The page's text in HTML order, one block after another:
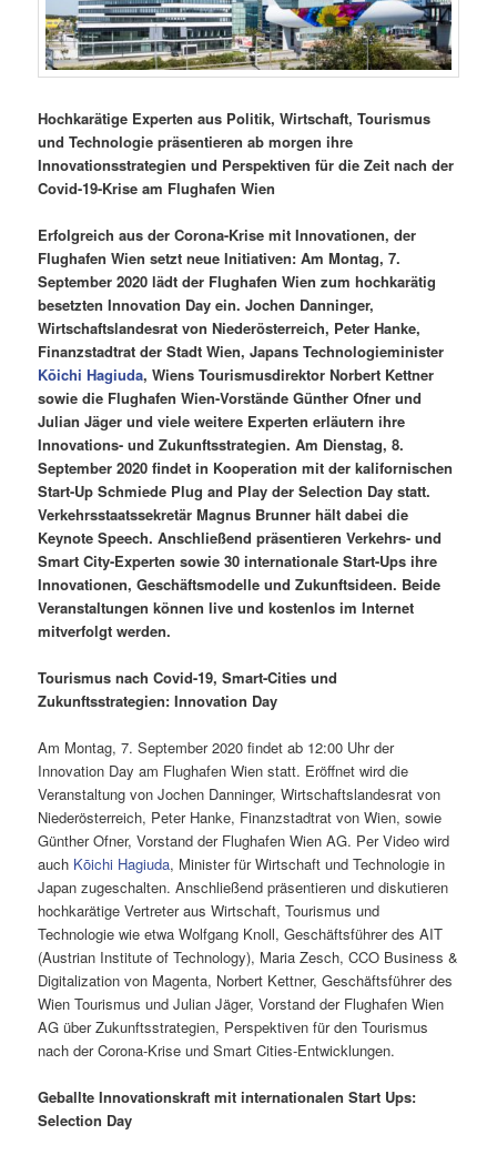
Hochkarätige Experten aus Politik, Wirtschaft, Tourismus
und Technologie präsentieren ab morgen ihre
Innovationsstrategien und Perspektiven für die Zeit nach der
Covid-19-Krise am Flughafen Wien
Erfolgreich aus der Corona-Krise mit Innovationen, der
Flughafen Wien setzt neue Initiativen: Am Montag, 7.
September 2020 lädt der Flughafen Wien zum hochkarätig
besetzten Innovation Day ein. Jochen Danninger,
Wirtschaftslandesrat von Niederösterreich, Peter Hanke,
Finanzstadtrat der Stadt Wien, Japans Technologieminister
Kōichi Hagiuda, Wiens Tourismusdirektor Norbert Kettner
sowie die Flughafen Wien-Vorstände Günther Ofner und
Julian Jäger und viele weitere Experten erläutern ihre
Innovations- und Zukunftsstrategien. Am Dienstag, 8.
September 2020 findet in Kooperation mit der kalifornischen
Start-Up Schmiede Plug and Play der Selection Day statt.
Verkehrsstaatssekretär Magnus Brunner hält dabei die
Keynote Speech. Anschließend präsentieren Verkehrs- und
Smart City-Experten sowie 30 internationale Start-Ups ihre
Innovationen, Geschäftsmodelle und Zukunftsideen. Beide
Veranstaltungen können live und kostenlos im Internet
mitverfolgt werden.
Tourismus nach Covid-19, Smart-Cities und
Zukunftsstrategien:Innovation Day
Am Montag, 7. September 2020 findet ab 12:00 Uhr der
Innovation Day am Flughafen Wien statt. Eröffnet wird die
Veranstaltung von Jochen Danninger, Wirtschaftslandesrat von
Niederösterreich, Peter Hanke, Finanzstadtrat von Wien, sowie
Günther Ofner, Vorstand der Flughafen Wien AG. Per Video wird
auch Kōichi Hagiuda, Minister für Wirtschaft und Technologie in
Japan zugeschalten. Anschließend präsentieren und diskutieren
hochkarätige Vertreter aus Wirtschaft, Tourismus und
Technologie wie etwa Wolfgang Knoll, Geschäftsführer des AIT
(Austrian Institute of Technology), Maria Zesch, CCO Business &
Digitalization von Magenta, Norbert Kettner, Geschäftsführer des
Wien Tourismus und Julian Jäger, Vorstand der Flughafen Wien
AG über Zukunftsstrategien, Perspektiven für den Tourismus
nach der Corona-Krise und Smart Cities-Entwicklungen.
Geballte Innovationskraft mit internationalen Start Ups:
Selection Day